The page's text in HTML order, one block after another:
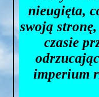
nieugięta,
swoją
czasie
imperium